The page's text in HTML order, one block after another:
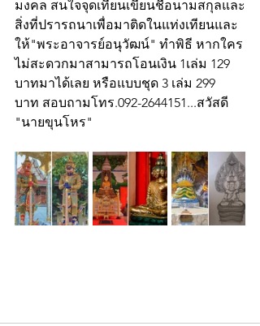
มงคล สนใจจุดเทียนเขียนชื่อนามสกุลและ
สิ่งที่ปรารถนาเพื่อมาติดในแท่งเทียนและ
ให้"พระอาจารย์อนุวัฒน์" ทำพิธี หากใคร
ไม่สะดวกมาสามารถโอนเงิน 1เล่ม 129
บาทมาได้เลย หรือแบบชุด 3 เล่ม 299
บาท สอบถามโทร.092-2644151...สวัสดี
"นายขุนโหร"